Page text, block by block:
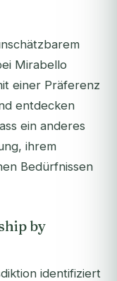
Mirabello
einer Präferenz
entdecken
ein anderes
ihrem
Bedürfnissen
by
identifiziert